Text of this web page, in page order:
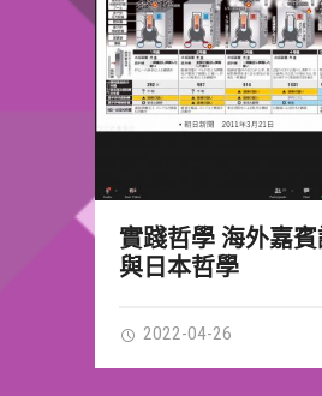
實踐哲學 海外嘉
與日本哲學
2022-04-26